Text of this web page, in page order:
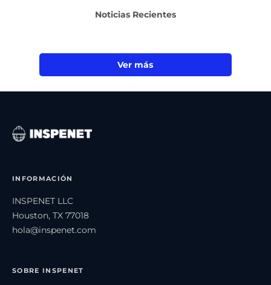
Noticias Recientes
Ver más
INFORMACIÓN
INSPENET LLC
Houston, TX 77018
hola@inspenet.com
SOBRE INSPENET